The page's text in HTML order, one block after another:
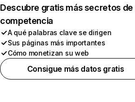
Descubre gratis más secretos de
competencia
A qué palabras clave se dirigen
Sus páginas más importantes
Cómo monetizan su web
Consigue más datos gratis